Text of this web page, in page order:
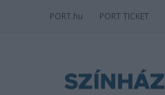
PORT.hu PORT TICKET